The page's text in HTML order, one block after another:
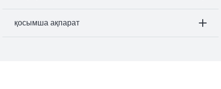
қосымша ақпарат